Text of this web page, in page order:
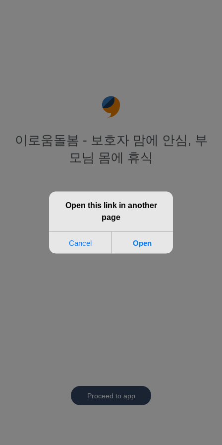
이로움돌봄 - 보호자 맘에 안심, 부
모님 몸에 휴식
Proceed to app